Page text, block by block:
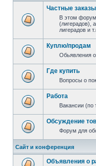
Частные
В этом
(лигерадов),
лигерадов и
Куплю/продам
Обьявления
Где купить
Вопросы о
Работа
Вакансии (по
Обсуждение
Форум для
Сайт и конференция
Объявления о